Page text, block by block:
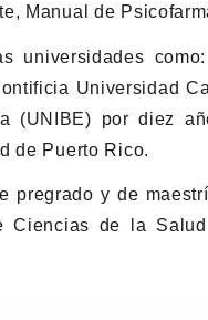
Manual de
universidades
Universidad
(UNIBE) por diez
de Puerto Rico.
pregrado y de
Ciencias de la